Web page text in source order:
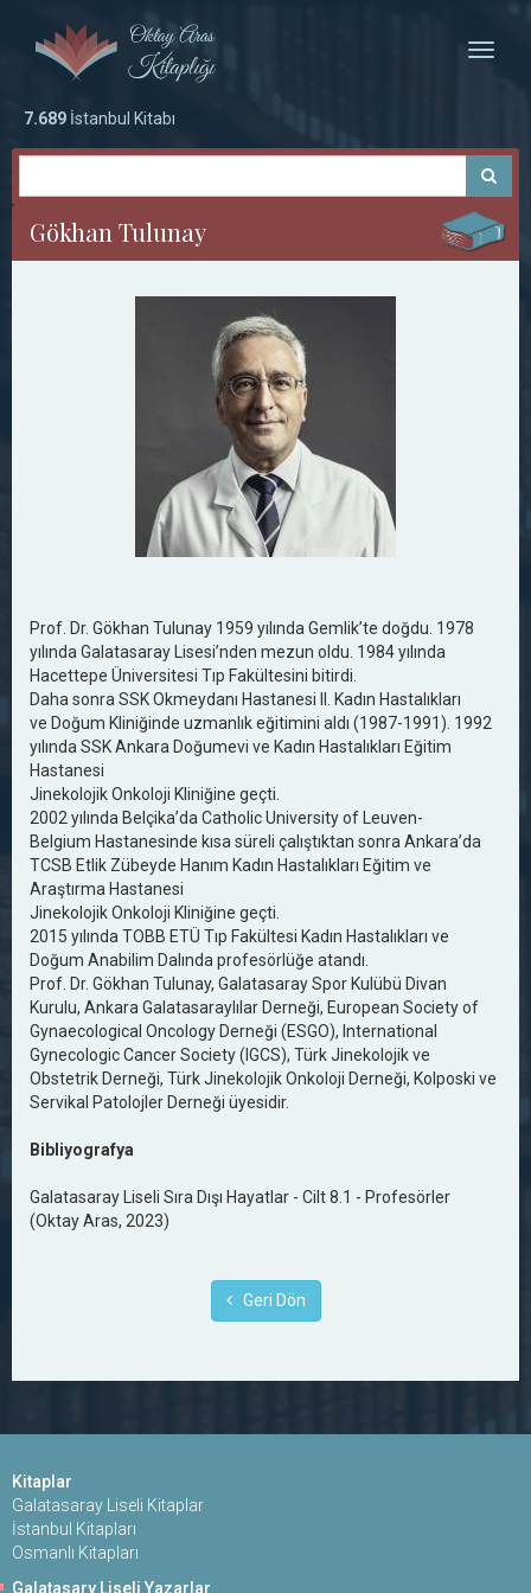
Toggle
7.689 İstanbul Kitabı
Gökhan Tulunay
Prof. Dr. Gökhan Tulunay 1959 yılında Gemlik’te doğdu. 1978
yılında Galatasaray Lisesi’nden mezun oldu. 1984 yılında
Hacettepe Üniversitesi Tıp Fakültesini bitirdi.
Daha sonra SSK Okmeydanı Hastanesi II. Kadın Hastalıkları
ve Doğum Kliniğinde uzmanlık eğitimini aldı (1987-1991). 1992
yılında SSK Ankara Doğumevi ve Kadın Hastalıkları Eğitim
Hastanesi
Jinekolojik Onkoloji Kliniğine geçti.
2002 yılında Belçika’da Catholic University of Leuven-
Belgium Hastanesinde kısa süreli çalıştıktan sonra Ankara’da
TCSB Etlik Zübeyde Hanım Kadın Hastalıkları Eğitim ve
Araştırma Hastanesi
Jinekolojik Onkoloji Kliniğine geçti.
2015 yılında TOBB ETÜ Tıp Fakültesi Kadın Hastalıkları ve
Doğum Anabilim Dalında profesörlüğe atandı.
Prof. Dr. Gökhan Tulunay, Galatasaray Spor Kulübü Divan
Kurulu, Ankara Galatasaraylılar Derneği, European Society of
Gynaecological Oncology Derneği (ESGO), International
Gynecologic Cancer Society (IGCS), Türk Jinekolojik ve
Obstetrik Derneği, Türk Jinekolojik Onkoloji Derneği, Kolposki ve
Servikal Patolojler Derneği üyesidir.
Bibliyografya
Galatasaray Liseli Sıra Dışı Hayatlar - Cilt 8.1 - Profesörler
(Oktay Aras, 2023)
Geri Dön
Kitaplar
Galatasaray Liseli Kitaplar
İstanbul Kitapları
Osmanlı Kitapları
Galatasary Liseli Yazarlar